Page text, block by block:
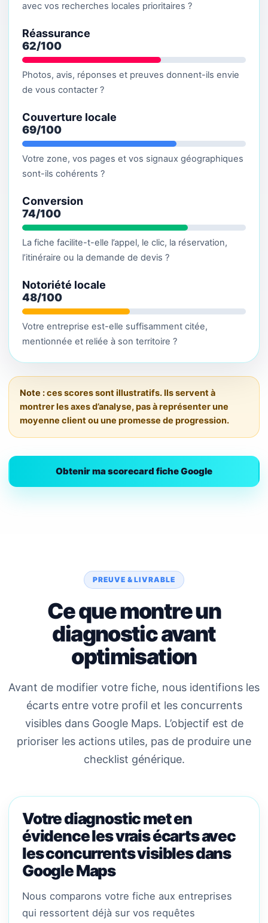
avec vos recherches locales prioritaires ?
Réassurance
62/100
Photos, avis, réponses et preuves donnent-ils envie
de vous contacter ?
Couverture locale
69/100
Votre zone, vos pages et vos signaux géographiques
sont-ils cohérents ?
Conversion
74/100
La fiche facilite-t-elle l’appel, le clic, la réservation,
l’itinéraire ou la demande de devis ?
Notoriété locale
48/100
Votre entreprise est-elle suffisamment citée,
mentionnée et reliée à son territoire ?
Note :ces scores sont illustratifs. Ils servent à
montrer les axes d’analyse, pas à représenter une
moyenne client ou une promesse de progression.
Obtenir ma scorecard fiche Google
PREUVE & LIVRABLE
Ce que montre un
diagnostic avant
optimisation
Avant de modifier votre fiche, nous identifions les
écarts entre votre profil et les concurrents
visibles dans Google Maps. L’objectif est de
prioriser les actions utiles, pas de produire une
checklist générique.
Votre diagnostic met en
évidence les vrais écarts avec
les concurrents visibles dans
Google Maps
Nous comparons votre fiche aux entreprises
qui ressortent déjà sur vos requêtes